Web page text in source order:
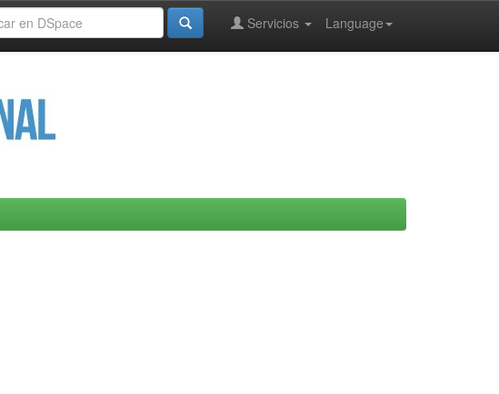
Language
Servicios